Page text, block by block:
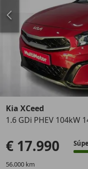
Anterior
Kia XCeed
1.6 GDi PHEV 104kW
€ 17.990
56.000 km